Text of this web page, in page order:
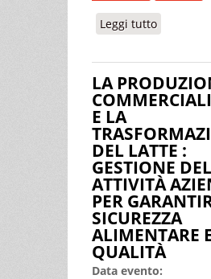
Leggi tutto
DELLA
LA
E LA
DEL LATTE :
GESTIONE
ATTIVITÀ
PER
SICUREZZA
ALIMENTARE
QUALITÀ
Data evento: